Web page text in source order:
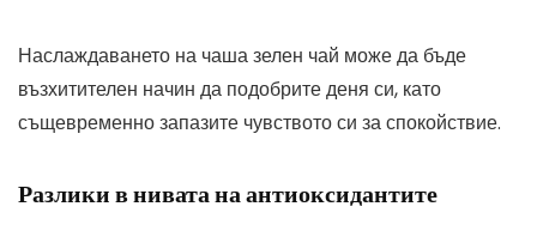
Наслаждаването на чаша зелен чай може да бъде
възхитителен начин да подобрите деня си, като
същевременно запазите чувството си за спокойствие.
Разлики в нивата на антиоксидантите